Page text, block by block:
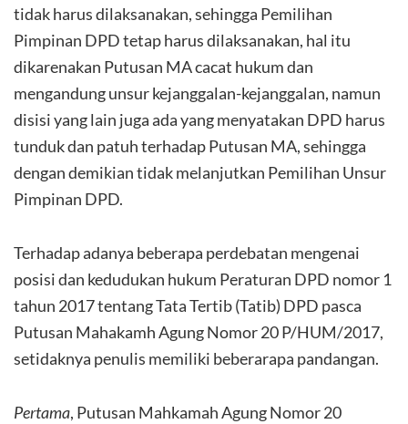
tidak harus dilaksanakan, sehingga Pemilihan
Pimpinan DPD tetap harus dilaksanakan, hal itu
dikarenakan Putusan MA cacat hukum dan
mengandung unsur kejanggalan-kejanggalan, namun
disisi yang lain juga ada yang menyatakan DPD harus
tunduk dan patuh terhadap Putusan MA, sehingga
dengan demikian tidak melanjutkan Pemilihan Unsur
Pimpinan DPD.
Terhadap adanya beberapa perdebatan mengenai
posisi dan kedudukan hukum Peraturan DPD nomor 1
tahun 2017 tentang Tata Tertib (Tatib) DPD pasca
Putusan Mahakamh Agung Nomor 20 P/HUM/2017,
setidaknya penulis memiliki beberarapa pandangan.
Pertama, Putusan Mahkamah Agung Nomor 20